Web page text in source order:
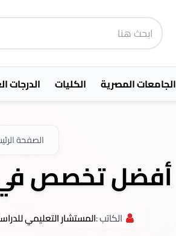
الجامعات المصرية الكليات الدرجات
الصفحة
أفضل تخصص في
الكاتب :المستشار التعليمي